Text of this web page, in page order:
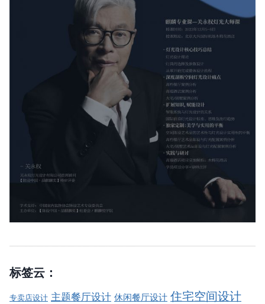
标签云：
专卖店设计 主题餐厅设计 休闲餐厅设计 住宅空间设计